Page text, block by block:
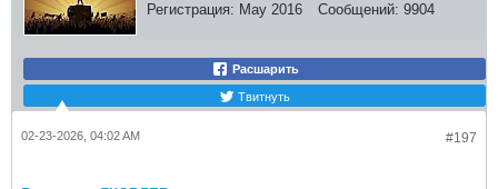
Регистрация: May 2016 Сообщений: 9904
Расшарить
Твитнуть
#197
02-23-2026, 04:02 AM